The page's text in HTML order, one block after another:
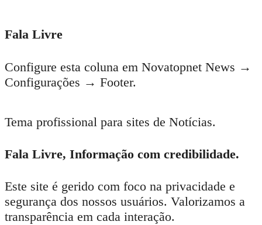
Fala Livre
Configure esta coluna em Novatopnet News →
Configurações → Footer.
Tema profissional para sites de Notícias.
Fala Livre, Informação com credibilidade.
Este site é gerido com foco na privacidade e
segurança dos nossos usuários. Valorizamos a
transparência em cada interação.